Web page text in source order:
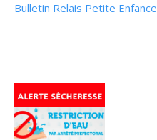
Bulletin Relais Petite Enfance